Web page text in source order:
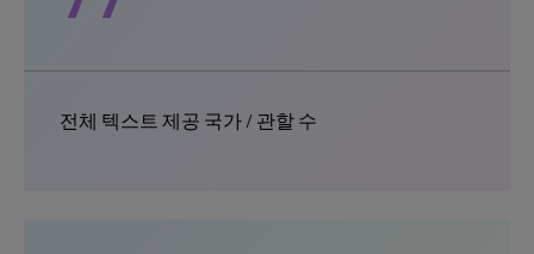
전체 텍스트 제공 국가 / 관할 수